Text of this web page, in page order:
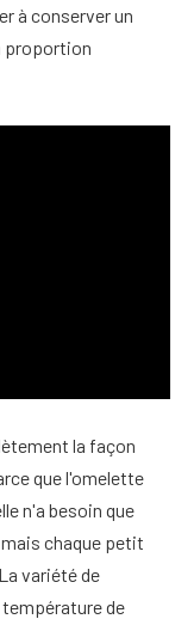
à conserver un
proportion
la façon
que l'omelette
n'a besoin que
chaque petit
variété de
température de